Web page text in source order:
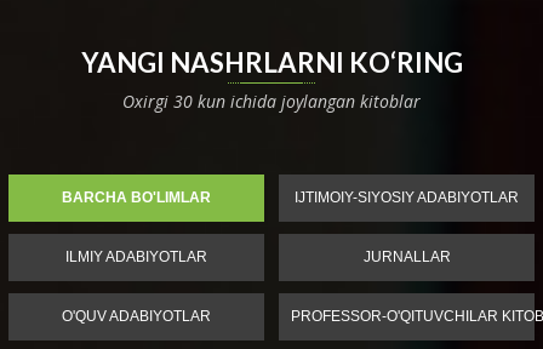
YANGI NASHRLARNI KO‘RING
Oxirgi 30 kun ichida joylangan kitoblar
BARCHA BO'LIMLAR IJTIMOIY-SIYOSIY ADABIYOTLAR
ILMIY ADABIYOTLAR JURNALLAR
O'QUV ADABIYOTLAR PROFESSOR-O'QITUVCHILAR